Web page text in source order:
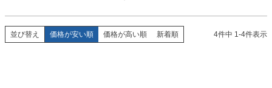
並び替え 価格が安い順 価格が高い順 新着順 4件中 1-4件表示